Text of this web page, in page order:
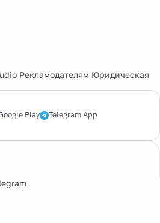
Рекламодателям Юридическая
Play Telegram App